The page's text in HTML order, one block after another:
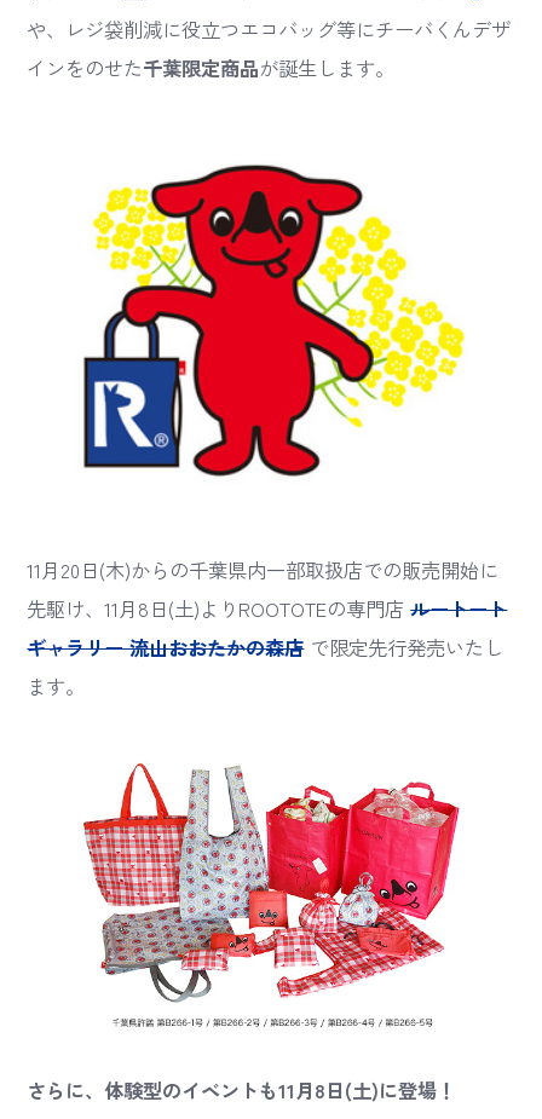
や、レジ袋削減に役立つエコバッグ等にチーバくんデザ
インをのせた千葉限定商品が誕生します。
11月20日(木)からの千葉県内一部取扱店での販売開始に
先駆け、11月8日(土)よりROOTOTEの専門店ルートート
ギャラリー 流山おおたかの森店で限定先行発売いたし
ます。
さらに、体験型のイベントも11月8日(土)に登場！